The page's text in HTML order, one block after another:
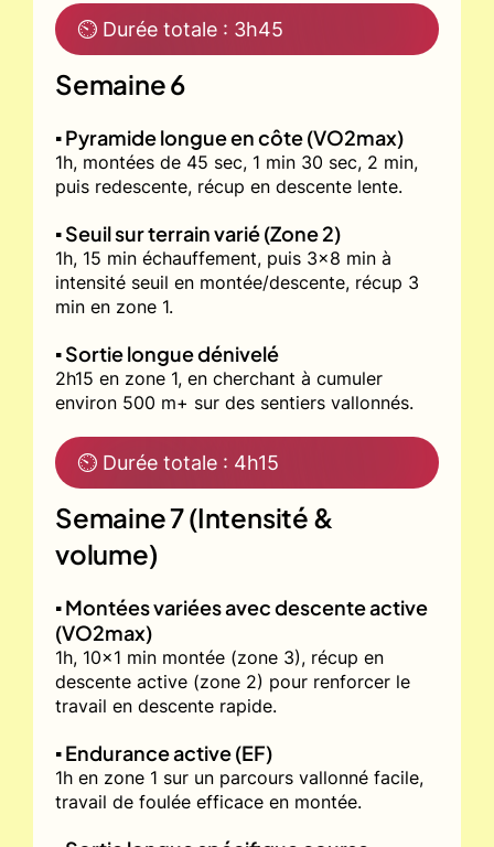
⏲ Durée totale : 3h45
Semaine 6
▪️ Pyramide longue en côte (VO2max)
1h, montées de 45 sec, 1 min 30 sec, 2 min,
puis redescente, récup en descente lente.
▪️ Seuil sur terrain varié (Zone 2)
1h, 15 min échauffement, puis 3x8 min à
intensité seuil en montée/descente, récup 3
min en zone 1.
▪️ Sortie longue dénivelé
2h15 en zone 1, en cherchant à cumuler
environ 500 m+ sur des sentiers vallonnés.
⏲ Durée totale : 4h15
Semaine 7 (Intensité &
volume)
▪️ Montées variées avec descente active
(VO2max)
1h, 10x1 min montée (zone 3), récup en
descente active (zone 2) pour renforcer le
travail en descente rapide.
▪️ Endurance active (EF)
1h en zone 1 sur un parcours vallonné facile,
travail de foulée efficace en montée.